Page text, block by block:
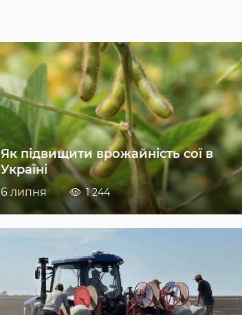
Як підвищити врожайність сої в
Україні
6 липня 1 244